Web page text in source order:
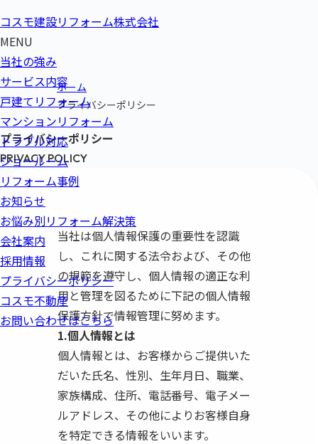
コスモ建設リフォーム株式会社
MENU
当社の強み
サービス内容
戸建てリフォーム
マンションリフォーム
トラブル対応
ショールーム
リフォーム事例
お知らせ
お悩み別リフォーム解決策
会社案内
採用情報
プライバシーポリシー
コスモ不動産
お問い合わせはこちら
ホーム
プライバシーポリシー
プライバシーポリシー
PRIVACY POLICY
当社は個人情報保護の重要性を認識
し、これに関する法令および、その他
の規範を遵守し、 個人情報の適正な利
用と管理を図るために下記の個人情報
保護方針で情報管理に努めます。
1.個人情報とは
個人情報とは、お客様からご提供いた
だいた氏名、性別、生年月日、職業、
家族構成、住所、電話番号、電子メー
ルアドレス、その他によりお客様自身
を特定できる情報をいいます。